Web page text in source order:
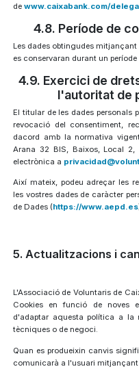
de www.caixabank.com/
4.8. Període de
Les dades obtingudes
es conservaran durant un període
4.9. Exercici de
l'autoritat de
El titular de les dades personals
revocació del consentiment,
dacord amb la normativa
Arana 32 BIS, Baixos, Local
electrònica a
Així mateix, podeu adreçar les
les vostres dades de caràcter
de Dades (https://www.aepd.es
5. Actualitzacions i
L'Associació de Voluntaris de
Cookies en funció de noves
d'adaptar aquesta política a la
tècniques o de negoci.
Quan es produeixin canvis
comunicarà a l'usuari